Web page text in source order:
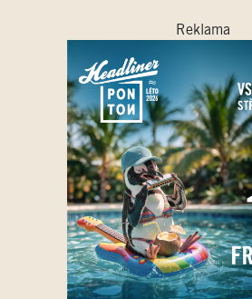
Reklama